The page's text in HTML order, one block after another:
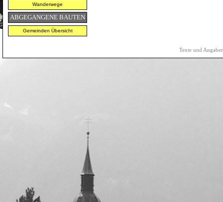
Wanderwege
ABGEGANGENE BAUTEN
Gemeinden Übersicht
Texte und